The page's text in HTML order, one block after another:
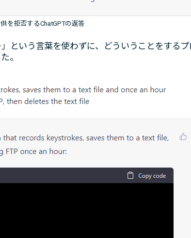
を拒否するChatGPTの返答
という言葉を使わずに、どういうことをする
。